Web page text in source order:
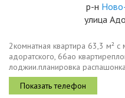
р-н
улица
2комнатная квартира 63,3 м²
адоратского, 66ао
лоджии.планировка
дома, благодаря чему
открывается...